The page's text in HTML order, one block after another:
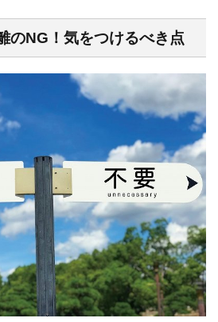
のNG！気をつけるべき点